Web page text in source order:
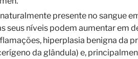
presente no sangue
seus níveis podem aumentar em
hiperplasia benigna da
da glândula) e,